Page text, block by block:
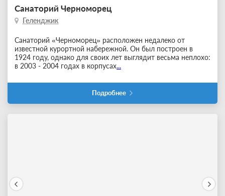
Санаторий Черноморец
Геленджик
Санаторий «Черноморец» расположен недалеко от
известной курортной набережной. Он был построен в
1924 году, однако для своих лет выглядит весьма неплохо:
в 2003 - 2004 годах в корпусах...
Подробнее